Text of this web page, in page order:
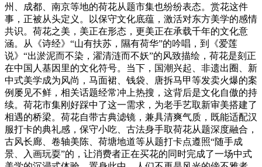
州、成都、南京等地的荷花从题市集也纷纷表态。赏花这件
事，正被从头定义。以保守文化底蕴，激活对东方美学的感情
共识。荷花之美，美正在形态，更美正在承载千年的文化意
涵。从《诗经》“山有扶苏，隰有荷华”的吟唱，到《爱莲
说》“出淤泥而不染，濯清涟而不妖”的风致描绘，荷花是刻正
在中国人基因里的文化符号。当下，国潮兴起、非遗出圈、新
中式美学成为风尚，马面裙、钱袋、唐拆马甲等发卖火爆的案
例屡见不鲜，相关话题经常冲上热搜，这背后是文化自傲的持
续。荷花市集刚好踩中了这一需求，为老手艺取新审美搭建了
相遇的桥梁。荷花自带古典滤镜，兼具清爽气质，既能适配汉
服打卡的典礼感，保守小吃、古法身手取荷花从题深度融合，
古风长廊、卷轴美陈、荷塘地道等从题打卡点遵照“随手成
景、入画玩耍”的，让消费者正在买花的同时完成了一场中式